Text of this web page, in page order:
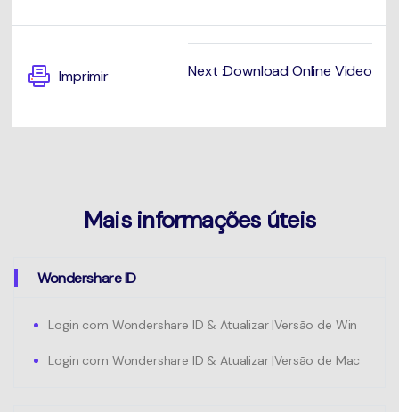
Imprimir Next :Download Online Video
Mais informações úteis
Wondershare ID
Login com Wondershare ID & Atualizar |Versão de Win
Login com Wondershare ID & Atualizar |Versão de Mac